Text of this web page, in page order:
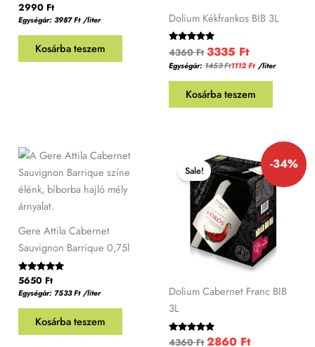
Értékelés:
/
2990 Ft
Egységár: 3987Ft /liter
Kosárba teszem
Dolium Kékfrankos BIB 3L
Értékelés:
5.00
/ 5
4360Ft 3335 Ft
Egységár: 1453Ft1112 Ft /liter
Kosárba teszem
Gere Attila Cabernet
Sauvignon Barrique 0,75l
Értékelés:
5.00
/ 5
5650 Ft
Egységár: 7533Ft /liter
Kosárba teszem
-34%
Sale!
Dolium Cabernet Franc BIB
3L
Értékelés:
4360Ft
Original
price
was:
4360 Ft.
2860 Ft
Current
price
is:
2860 Ft.